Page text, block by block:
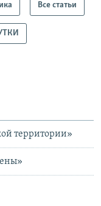
Все статьи
территории»